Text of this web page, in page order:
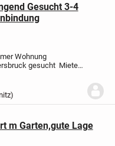
Gesucht 3-4
Wohnung
gesucht Miete
und Heizung
m Garten,gute Lage